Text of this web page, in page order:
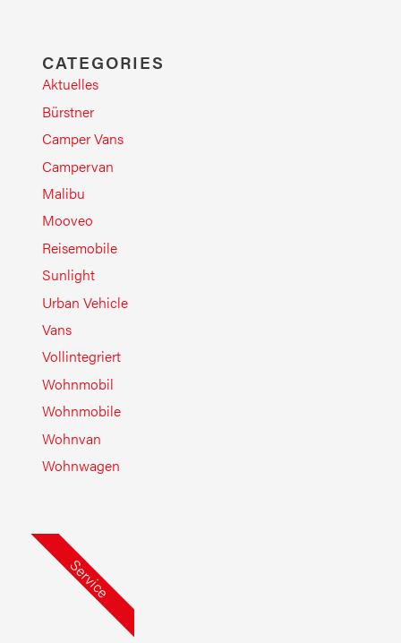
CATEGORIES
Aktuelles
Bürstner
Camper Vans
Campervan
Malibu
Mooveo
Reisemobile
Sunlight
Urban Vehicle
Vans
Vollintegriert
Wohnmobil
Wohnmobile
Wohnvan
Wohnwagen
Service